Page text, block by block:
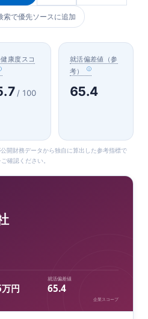
索で優先ソースに追加
康度スコ
/ 100
就活偏差値（参
考）
65.4
開財務データから独自に算出した参考指標で
確認ください。
円
就活偏差値
65.4
企業スコープ